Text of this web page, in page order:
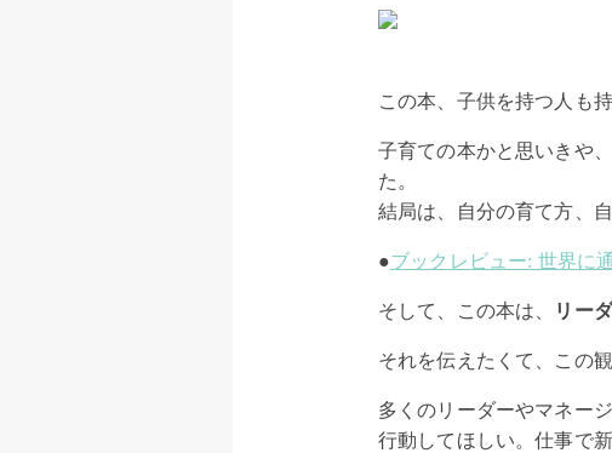
この本、子供を持つ人も
子育ての本かと思いきや
た。
結局は、自分の育て方、
●ブックレビュー: 世界に
そして、この本は、 リー
それを伝えたくて、この
多くのリーダーやマネー
行動してほしい。仕事で